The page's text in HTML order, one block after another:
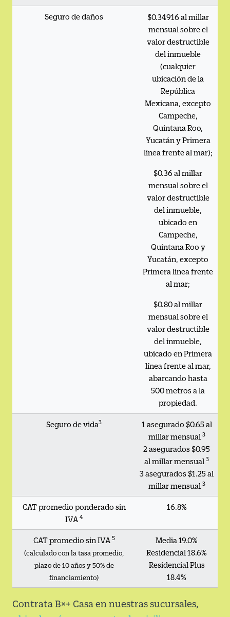
Seguro de daños
$0.34916 al millar
mensual sobre el
valor destructible
del inmueble
(cualquier
ubicación de la
República
Mexicana, excepto
Campeche,
Quintana Roo,
Yucatán y Primera
línea frente al mar);
$0.36 al millar
mensual sobre el
valor destructible
del inmueble,
ubicado en
Campeche,
Quintana Roo y
Yucatán, excepto
Primera línea frente
al mar;
$0.80 al millar
mensual sobre el
valor destructible
del inmueble,
ubicado en Primera
línea frente al mar,
abarcando hasta
500 metros a la
propiedad.
Seguro de vida3
1 asegurado $0.65 al
millar mensual 3
2 asegurados $0.95
al millar mensual 3
3 asegurados $1.25 al
millar mensual 3
CAT promedio ponderado sin
IVA 4
16.8%
CAT promedio sin IVA 5
(calculado con la tasa promedio,
plazo de 10 años y 50% de
financiamiento)
Media 19.0%
Residencial 18.6%
Residencial Plus
18.4%
Contrata B×+ Casa en nuestras sucursales,